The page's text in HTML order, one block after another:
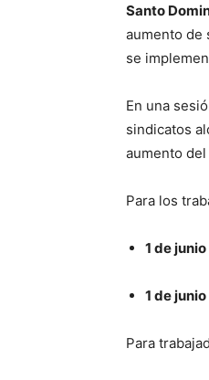
Santo
aumento de
se
En una
sindicatos
aumento
Para los
1 de
1 de
Para